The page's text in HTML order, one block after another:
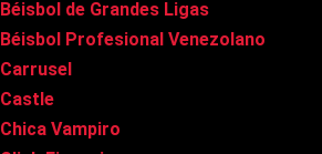
Béisbol de Grandes Ligas
Béisbol Profesional Venezolano
Carrusel
Castle
Chica Vampiro